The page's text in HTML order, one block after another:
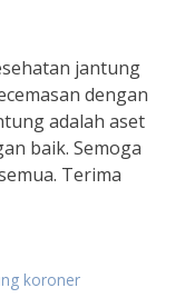
jantung
dengan
adalah aset
baik. Semoga
Terima
koroner